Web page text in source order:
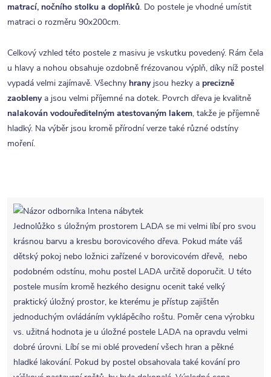
matrací, nočního stolku a doplňků. Do postele je vhodné umístit
matraci o rozměru 90x200cm.
Celkový vzhled této postele z masivu je vskutku povedený. Rám čela
u hlavy a nohou obsahuje ozdobně frézovanou výplň, díky níž postel
vypadá velmi zajímavě. Všechny hranyjsou hezky a precizně
zaoblenya jsou velmi příjemné na dotek. Povrch dřeva je kvalitně
nalakován vodouředitelným atestovaným lakem, takže je příjemně
hladký. Na výběr jsou kromě přírodní verze také různé odstíny
moření.
Jednolůžko s úložným prostorem LADA se mi velmi líbí pro svou
krásnou barvu a kresbu borovicového dřeva. Pokud máte váš
dětský pokoj nebo ložnici zařízené v borovicovém dřevě, nebo
podobném odstínu, mohu postel LADA určitě doporučit. U této
postele musím kromě hezkého designu ocenit také velký
praktický úložný prostor, ke kterému je přístup zajištěn
jednoduchým ovládáním vyklápěcího roštu. Poměr cena výrobku
vs. užitná hodnota je u úložné postele LADA na opravdu velmi
dobré úrovni. Líbí se mi oblé provedení všech hran a pěkné
hladké lakování. Pokud by postel obsahovala také kování pro